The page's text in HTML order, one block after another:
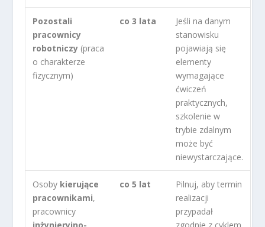
Pozostali
pracownicy
robotniczy (praca
o charakterze
fizycznym)
co 3 lata
Jeśli na danym
stanowisku
pojawiają się
elementy
wymagające
ćwiczeń
praktycznych,
szkolenie w
trybie zdalnym
może być
niewystarczające.
Osoby kierujące
pracownikami,
pracownicy
co 5 lat
Pilnuj, aby termin
realizacji
przypadał